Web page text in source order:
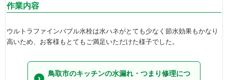
作業内容
ウルトラファインバブル水栓は水ハネがとても少なく節水効果もかなり
高いため、お客様もとてもご満足いただけた様子でした。
鳥取市のキッチンの水漏れ・つまり修理につ